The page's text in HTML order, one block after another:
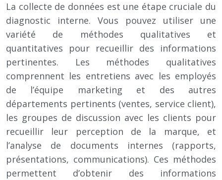
La collecte de données est une étape cruciale du
diagnostic interne. Vous pouvez utiliser une
variété de méthodes qualitatives et
quantitatives pour recueillir des informations
pertinentes. Les méthodes qualitatives
comprennent les entretiens avec les employés
de l’équipe marketing et des autres
départements pertinents (ventes, service client),
les groupes de discussion avec les clients pour
recueillir leur perception de la marque, et
l’analyse de documents internes (rapports,
présentations, communications). Ces méthodes
permettent d’obtenir des informations